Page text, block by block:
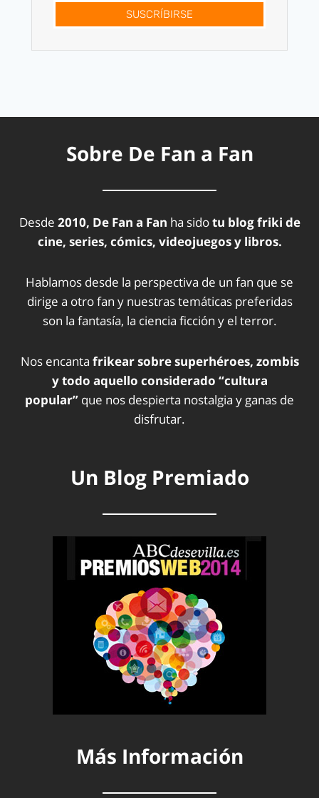
SUSCRÍBIRSE
Sobre De Fan a Fan
Desde 2010, De Fan a Fan ha sidotu blog friki de
cine, series, cómics, videojuegos y libros.
Hablamos desde la perspectiva de un fan que se
dirige a otro fan y nuestras temáticas preferidas
son la fantasía, la ciencia ficción y el terror.
Nos encanta frikear sobre superhéroes, zombis
y todo aquello considerado “cultura
popular” que nos despierta nostalgia y ganas de
disfrutar.
Un Blog Premiado
Más Información